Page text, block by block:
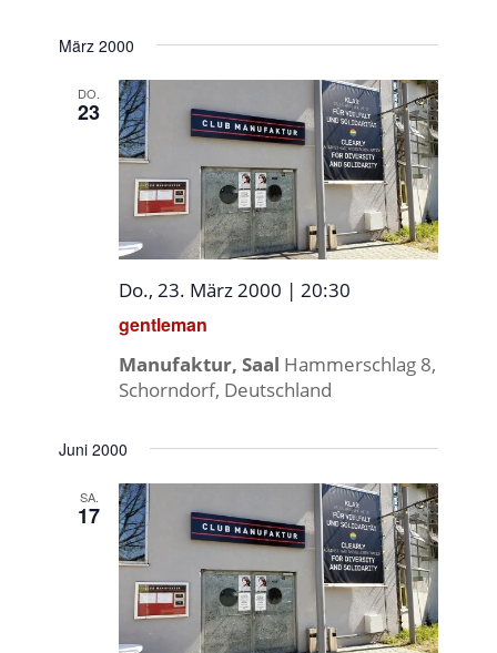
März 2000
DO.
23
gentleman
Do., 23. März 2000 | 20:30
Manufaktur, Saal Hammerschlag 8,
Schorndorf, Deutschland
Juni 2000
SA.
17